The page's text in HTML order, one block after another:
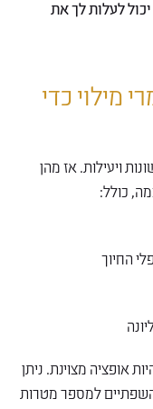
לעלות לך את
מילוי כדי
ויעילות. אז מהן
כולל:
החיוך
אופציה מצוינת. ניתן
השפתיים למספר מטרות